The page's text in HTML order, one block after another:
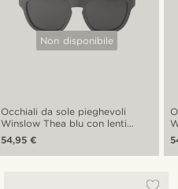
Non disponibile
Occhiali da sole pieghevoli
Winslow Thea blu con lenti
polarizzate
54,95 €